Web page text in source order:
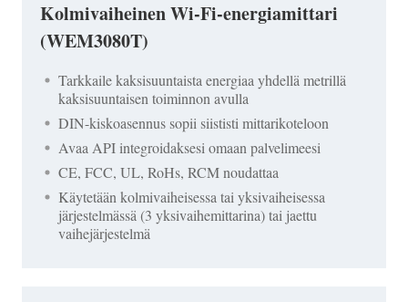
Kolmivaiheinen Wi-Fi-energiamittari
(WEM3080T)
Tarkkaile kaksisuuntaista energiaa yhdellä metrillä
kaksisuuntaisen toiminnon avulla
DIN-kiskoasennus sopii siististi mittarikoteloon
Avaa API integroidaksesi omaan palvelimeesi
CE, FCC, UL, RoHs, RCM noudattaa
Käytetään kolmivaiheisessa tai yksivaiheisessa
järjestelmässä (3 yksivaihemittarina) tai jaettu
vaihejärjestelmä